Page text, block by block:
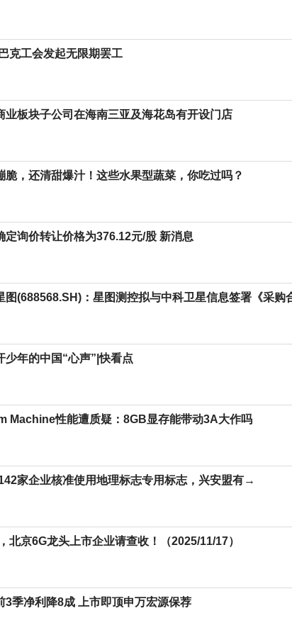
克工会发起无限期罢工
业板块子公司在海南三亚及海花岛有开设门店
脆，还清甜爆汁！这些水果型蔬菜，你吃过吗？
定询价转让价格为376.12元/股 新消息
图(688568.SH)：星图测控拟与中科卫星信息签署《采购
少年的中国“心声”|快看点
Machine性能遭质疑：8GB显存能带动3A大作吗
家企业核准使用地理标志专用标志，兴安盟有→
北京6G龙头上市企业请查收！（2025/11/17）
3季净利降8成 上市即顶申万宏源保荐